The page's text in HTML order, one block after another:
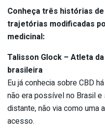
Conheça três histórias
trajetórias modificadas
medicinal:
Talisson Glock – Atleta
brasileira
Eu já conhecia sobre CBD
não era possível no Brasil
distante, não via como uma
acesso.